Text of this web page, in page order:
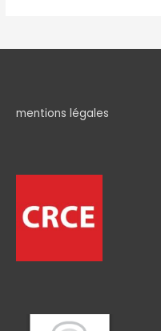
mentions légales